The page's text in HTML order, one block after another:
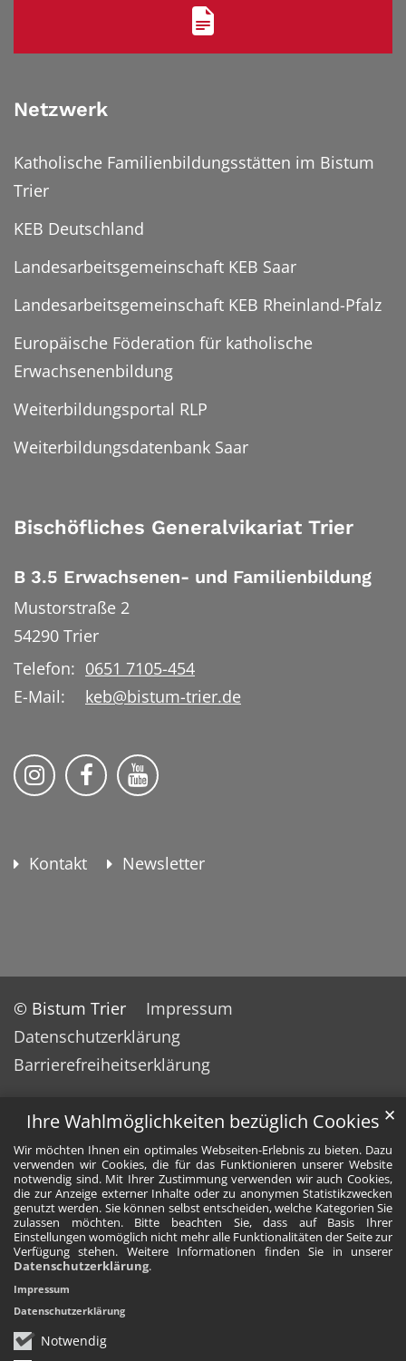
Ihre Wahlmöglichkeiten bezüglich Cookies
Wir möchten Ihnen ein optimales Webseiten-Erlebnis zu bieten. Dazu
verwenden wir Cookies, die für das Funktionieren unserer Website
notwendig sind. Mit Ihrer Zustimmung verwenden wir auch Cookies,
die zur Anzeige externer Inhalte oder zu anonymen Statistikzwecken
genutzt werden. Sie können selbst entscheiden, welche Kategorien Sie
zulassen möchten. Bitte beachten Sie, dass auf Basis Ihrer
Einstellungen womöglich nicht mehr alle Funktionalitäten der Seite zur
Verfügung stehen. Weitere Informationen finden Sie in unserer
Datenschutzerklärung.
Notwendig
✕
Impressum
Datenschutzerklärung
Netzwerk
Katholische Familienbildungsstätten im Bistum
Trier
KEB Deutschland
Landesarbeitsgemeinschaft KEB Saar
Landesarbeitsgemeinschaft KEB Rheinland-Pfalz
Europäische Föderation für katholische
Erwachsenenbildung
Weiterbildungsportal RLP
Weiterbildungsdatenbank Saar
Bischöfliches Generalvikariat Trier
B 3.5 Erwachsenen- und Familienbildung
Mustorstraße 2
54290 Trier
Telefon: 0651 7105-454
E-Mail:
keb@bistum-trier.de
KEB Bildung Leben auf Instagram
KEB Bildung Leben auf Facebook
KEB Bildung Leben auf
Kontakt Newsletter
© Bistum Trier
Impressum
Datenschutzerklärung
Barrierefreiheitserklärung